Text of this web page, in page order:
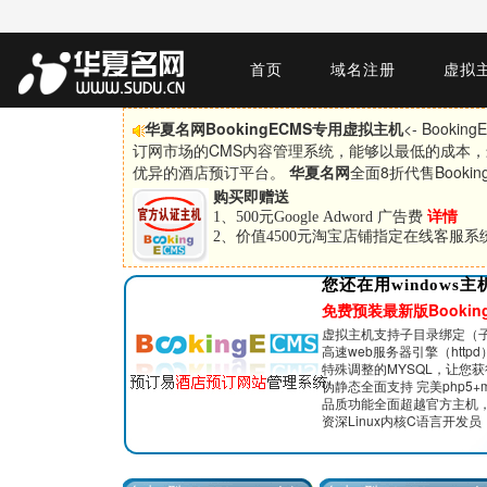
首页 域名注册 虚拟
华夏名网BookingECMS专用虚拟主机<-
订网市场的CMS内容管理系统，能够以最低的成本
优异的酒店预订平台。
华夏名网全面8折代售
购买即赠送
1、500元Google Adword 广告费 详情
2、价值4500元淘宝店铺指定在线客服
您还在用windows主
免费预装最新版
虚拟主机支持子目录绑定（
高速web服务器引擎（httpd
特殊调整的MYSQL，让您
伪静态全面支持 完美
品质功能全面超越官方主机
资深Linux内核C语言开发